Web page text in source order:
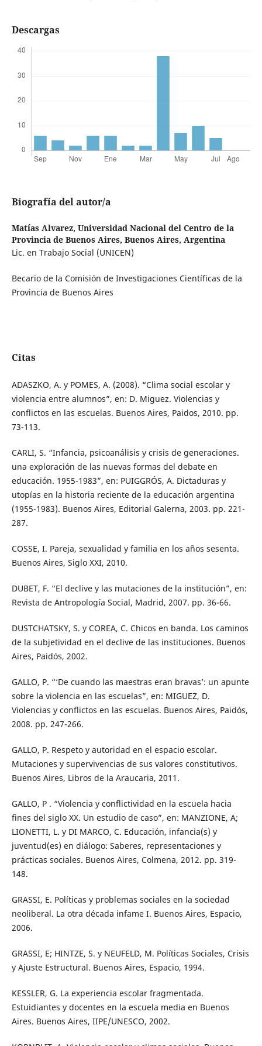
Descargas
Biografía del autor/a
Matías Alvarez, Universidad Nacional del Centro de la
Provincia de Buenos Aires, Buenos Aires, Argentina
Lic. en Trabajo Social (UNICEN)
Becario de la Comisión de Investigaciones Científicas de la
Provincia de Buenos Aires
Citas
ADASZKO, A. y POMES, A. (2008). “Clima social escolar y
violencia entre alumnos”, en: D. Miguez. Violencias y
conflictos en las escuelas. Buenos Aires, Paidos, 2010. pp.
73-113.
CARLI, S. “Infancia, psicoanálisis y crisis de generaciones.
una exploración de las nuevas formas del debate en
educación. 1955-1983”, en: PUIGGRÓS, A. Dictaduras y
utopías en la historia reciente de la educación argentina
(1955-1983). Buenos Aires, Editorial Galerna, 2003. pp. 221-
287.
COSSE, I. Pareja, sexualidad y familia en los años sesenta.
Buenos Aires, Siglo XXI, 2010.
DUBET, F. “El declive y las mutaciones de la institución”, en:
Revista de Antropología Social, Madrid, 2007. pp. 36-66.
DUSTCHATSKY, S. y COREA, C. Chicos en banda. Los caminos
de la subjetividad en el declive de las instituciones. Buenos
Aires, Paidós, 2002.
GALLO, P. “‘De cuando las maestras eran bravas’: un apunte
sobre la violencia en las escuelas”, en: MIGUEZ, D.
Violencias y conflictos en las escuelas. Buenos Aires, Paidós,
2008. pp. 247-266.
GALLO, P. Respeto y autoridad en el espacio escolar.
Mutaciones y supervivencias de sus valores constitutivos.
Buenos Aires, Libros de la Araucaria, 2011.
GALLO, P . “Violencia y conflictividad en la escuela hacia
fines del siglo XX. Un estudio de caso”, en: MANZIONE, A;
LIONETTI, L. y DI MARCO, C. Educación, infancia(s) y
juventud(es) en diálogo: Saberes, representaciones y
prácticas sociales. Buenos Aires, Colmena, 2012. pp. 319-
148.
GRASSI, E. Políticas y problemas sociales en la sociedad
neoliberal. La otra década infame I. Buenos Aires, Espacio,
2006.
GRASSI, E; HINTZE, S. y NEUFELD, M. Políticas Sociales, Crisis
y Ajuste Estructural. Buenos Aires, Espacio, 1994.
KESSLER, G. La experiencia escolar fragmentada.
Estuidiantes y docentes en la escuela media en Buenos
Aires. Buenos Aires, IIPE/UNESCO, 2002.